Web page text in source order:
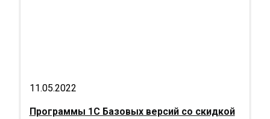
11.05.2022
Программы 1С Базовых версий со скидкой